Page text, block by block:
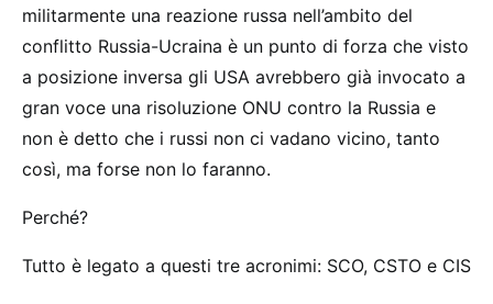
militarmente una reazione russa nell’ambito del
conflitto Russia-Ucraina è un punto di forza che visto
a posizione inversa gli USA avrebbero già invocato a
gran voce una risoluzione ONU contro la Russia e
non è detto che i russi non ci vadano vicino, tanto
così, ma forse non lo faranno.
Perché?
Tutto è legato a questi tre acronimi: SCO, CSTO e CIS